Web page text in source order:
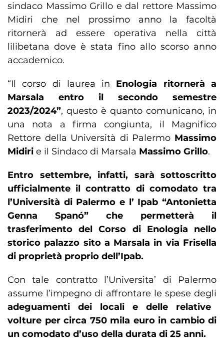
sindaco Massimo Grillo e dal rettore Massimo
Midiri che nel prossimo anno la facoltà
ritornerà ad essere operativa nella città
lilibetana dove è stata fino allo scorso anno
accademico.
“Il corso di laurea in Enologia ritornerà a
Marsala entro il secondo semestre
2023/2024”, questo è quanto comunicano, in
una nota a firma congiunta, il Magnifico
Rettore della Università di Palermo Massimo
Midiri e il Sindaco di Marsala Massimo Grillo.
Entro settembre, infatti, sarà sottoscritto
ufficialmente il contratto di comodato tra
l’Università di Palermo e l’ Ipab “Antonietta
Genna Spanó” che permetterà il
trasferimento del Corso di Enologia nello
storico palazzo sito a Marsala in via Frisella
di proprietà proprio dell’Ipab.
Con tale contratto l’Universita’ di Palermo
assume l’impegno di affrontare le spese degli
adeguamenti dei locali e delle relative
volture per circa 750 mila euro in cambio di
un comodato d’uso della durata di 25 anni.